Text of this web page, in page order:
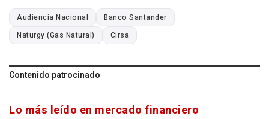
Audiencia Nacional
Banco Santander
Naturgy (Gas Natural)
Cirsa
Contenido patrocinado
Lo más leído en mercado financiero